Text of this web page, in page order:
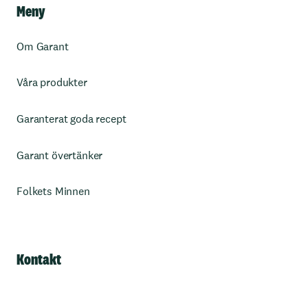
Meny
Om Garant
Våra produkter
Garanterat goda recept
Garant övertänker
Folkets Minnen
Kontakt